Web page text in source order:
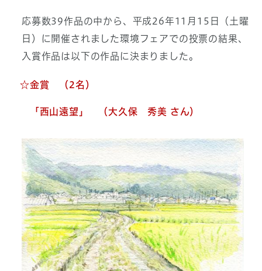
応募数39作品の中から、平成26年11月15日（土曜
日）に開催されました環境フェアでの投票の結果、
入賞作品は以下の作品に決まりました。
☆金賞 （2名）
「西山遠望」 （大久保 秀美 さん）